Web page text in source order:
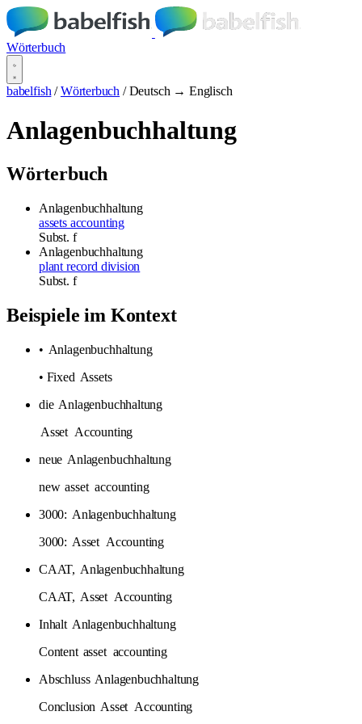
Wörterbuch
babelfish / Wörterbuch / Deutsch → Englisch
Anlagenbuchhaltung
Wörterbuch
Anlagenbuchhaltung
assets accounting
Subst. f
Anlagenbuchhaltung
plant record division
Subst. f
Beispiele im Kontext
• Anlagenbuchhaltung
• Fixed Assets
die Anlagenbuchhaltung
Asset Accounting
neue Anlagenbuchhaltung
new asset accounting
3000: Anlagenbuchhaltung
3000: Asset Accounting
CAAT, Anlagenbuchhaltung
CAAT, Asset Accounting
Inhalt Anlagenbuchhaltung
Content asset accounting
Abschluss Anlagenbuchhaltung
Conclusion Asset Accounting